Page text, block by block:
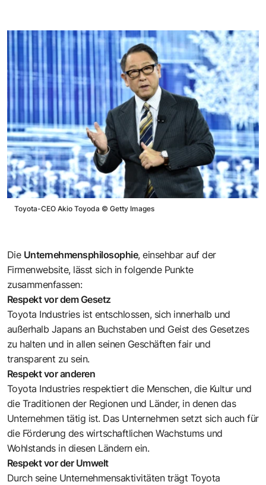
Toyota-CEO Akio Toyoda © Getty Images
Die Unternehmensphilosophie,einsehbar auf der
Firmenwebsite, lässt sich in folgende Punkte
zusammenfassen:
Respekt vor dem Gesetz
Toyota Industries ist entschlossen, sich innerhalb und
außerhalb Japans an Buchstaben und Geist des Gesetzes
zu halten und in allen seinen Geschäften fair und
transparent zu sein.
Respekt vor anderen
Toyota Industries respektiert die Menschen, die Kultur und
die Traditionen der Regionen und Länder, in denen das
Unternehmen tätig ist. Das Unternehmen setzt sich auch für
die Förderung des wirtschaftlichen Wachstums und
Wohlstands in diesen Ländern ein.
Respekt vor der Umwelt
Durch seine Unternehmensaktivitäten trägt Toyota